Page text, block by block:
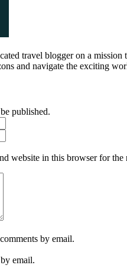
travel blogger on a
and navigate the exciting
published.
website in this browser for
by email.
email.